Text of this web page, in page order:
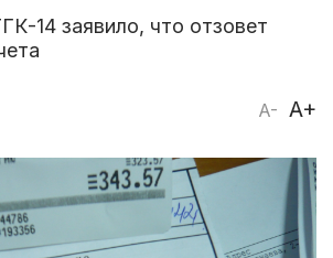
14 заявило, что отзовет
A- A+